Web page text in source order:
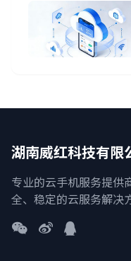
湖南威红科技有限
专业的云手机服务提供
全、稳定的云服务解决